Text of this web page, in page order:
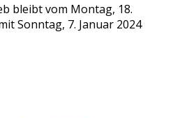
bleibt vom Montag, 18.
Sonntag, 7. Januar 2024